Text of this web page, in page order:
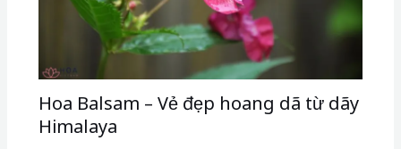
Hoa Balsam – Vẻ đẹp hoang dã từ dãy
Himalaya